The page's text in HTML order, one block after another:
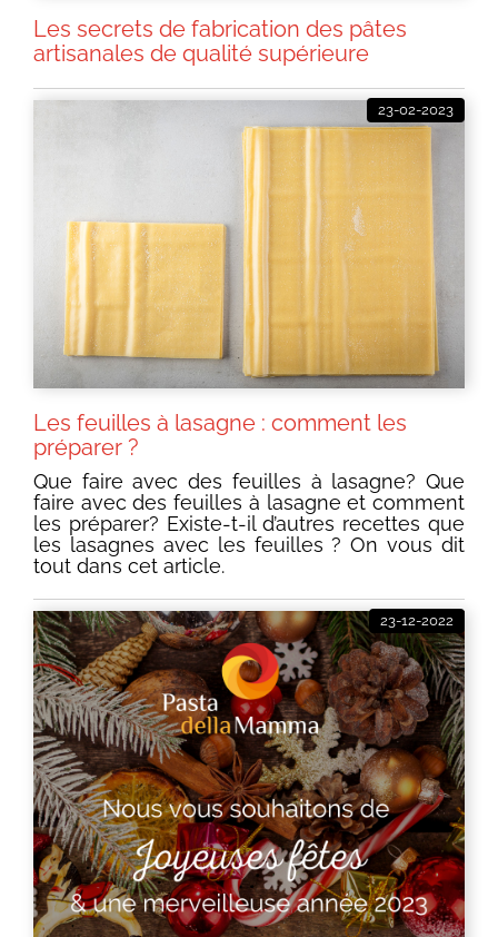
Les secrets de fabrication des pâtes
artisanales de qualité supérieure
Les feuilles à lasagne : comment les
préparer ?
Que faire avec des feuilles à lasagne? Que
faire avec des feuilles à lasagne et comment
les préparer? Existe-t-il d’autres recettes que
les lasagnes avec les feuilles ? On vous dit
tout dans cet article.
23-02-2023
23-12-2022